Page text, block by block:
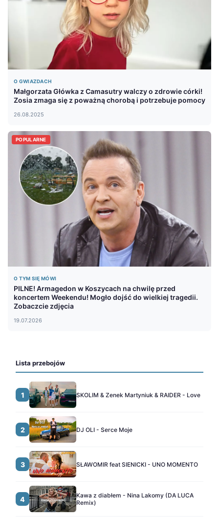
O GWIAZDACH
Małgorzata Główka z Camasutry walczy o zdrowie córki!
Zosia zmaga się z poważną chorobą i potrzebuje pomocy
26.08.2025
POPULARNE
O TYM SIĘ MÓWI
PILNE! Armagedon w Koszycach na chwilę przed
koncertem Weekendu! Mogło dojść do wielkiej tragedii.
Zobaczcie zdjęcia
19.07.2026
Lista przebojów
1 SKOLIM & Zenek Martyniuk & RAIDER - Love
2 DJ OLI - Serce Moje
3 SŁAWOMIR feat SIENICKI - UNO MOMENTO
4
Kawa z diabłem - Nina Lakomy (DA LUCA
Remix)